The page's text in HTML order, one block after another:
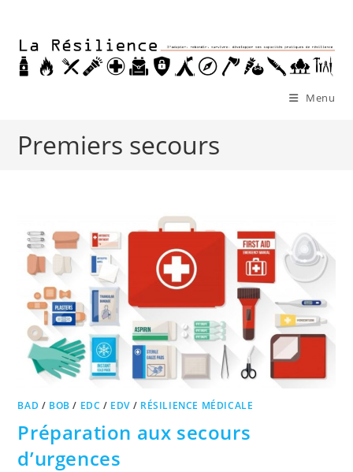
content
Menu
Premiers secours
BAD / BOB / EDC / EDV / RÉSILIENCE MÉDICALE
Préparation aux secours
d’urgences